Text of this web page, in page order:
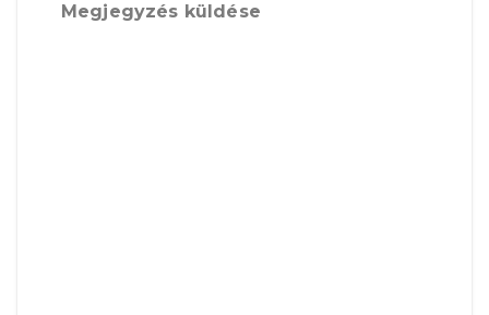
Megjegyzés küldése